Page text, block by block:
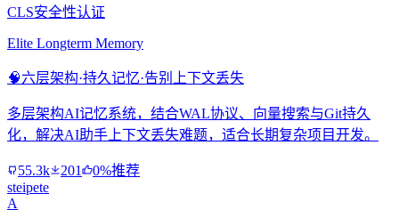
CLS安全性认证
Elite Longterm Memory
🧠六层架构·持久记忆·告别上下文丢失
多层架构AI记忆系统，结合WAL协议、向量搜索与Git持久
化，解决AI助手上下文丢失难题，适合长期复杂项目开发。
55.3k 201
0%推荐
steipete
A